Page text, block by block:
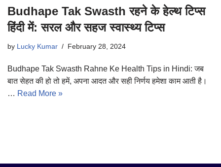
Budhape Tak Swasth रहने के हेल्थ टिप्स
हिंदी में: सरल और सहज स्वास्थ्य टिप्स
by Lucky Kumar February 28, 2024
Budhape Tak Swasth Rahne Ke Health Tips in Hindi: जब
बात सेहत की हो तो हमें, अपना आदत और सही निर्णय हमेशा काम आती है।
… Read More »